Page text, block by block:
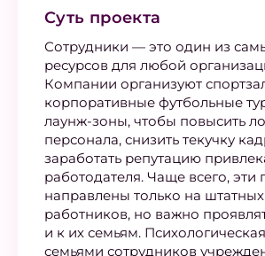
Суть проекта
Сотрудники — это один из
ресурсов для любой
Компании организуют
корпоративные футбольные
лаунж-зоны, чтобы повысить
персонала, снизить текучку
заработать репутацию
работодателя. Чаще всего, эти
направлены только на штатных
работников, но важно
и к их семьям.
семьями сотрудников